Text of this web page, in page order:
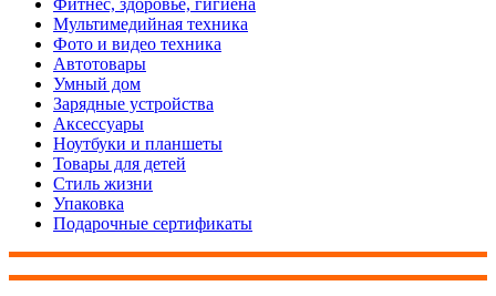
Мультимедийная техника
Фото и видео техника
Автотовары
Умный дом
Зарядные устройства
Аксессуары
Ноутбуки и планшеты
Товары для детей
Стиль жизни
Упаковка
Подарочные сертификаты